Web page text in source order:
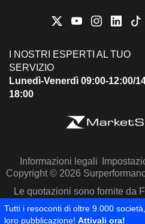
I NOSTRI ESPERTI AL TUO
SERVIZIO
Lunedì-Venerdì 09:00-12:00/
18:00
Informazioni legali
Copyright © 2026
Le quotazioni sono fornite da
Capital
Tutti i resoconti di oltre 9.000
loro pubblicazione! Attivali ora!